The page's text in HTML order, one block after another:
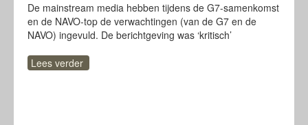
De mainstream media hebben tijdens de G7-samenkomst
en de NAVO-top de verwachtingen (van de G7 en de
NAVO) ingevuld. De berichtgeving was ‘kritisch’
Lees verder